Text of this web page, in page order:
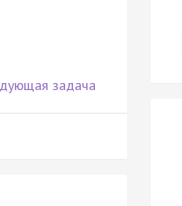
задача